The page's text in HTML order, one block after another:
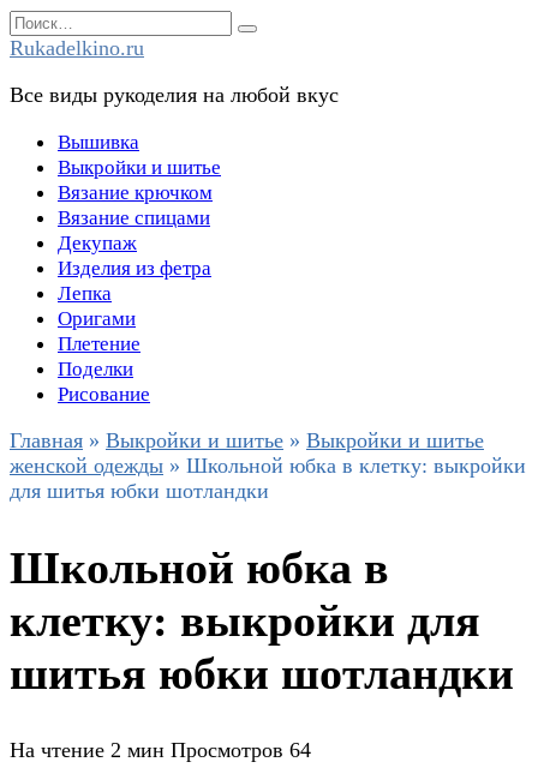
Перейти
к
Search
for:
Rukadelkino.ru
Все виды рукоделия на любой вкус
Вышивка
Выкройки и шитье
Вязание крючком
Вязание спицами
Декупаж
Изделия из фетра
Лепка
Оригами
Плетение
Поделки
Рисование
Главная » Выкройки и шитье » Выкройки и шитье
женской одежды » Школьной юбка в клетку: выкройки
для шитья юбки шотландки
Школьной юбка в
клетку: выкройки для
шитья юбки шотландки
На чтение 2 мин Просмотров 64